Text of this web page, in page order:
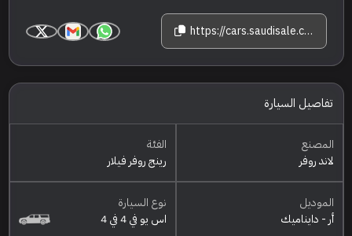
https://cars.saudisale.com/listings/qO62Pf/2022-%D9%84%D8%A7%D9%86%D8%AF-%D8%B1%D9%88%D9%81%D8%B1-%D8%B1%D9%8A%D9%86%D8%AC-%D8%B1%D9%88%D9%81%D8%B1-%D9%81%D9%8A%D9%84%D8%A7%D8%B1-%D8%A3%D8%B1--%D8%AF%D8%A7%D9%8A%D9%86%D8%A7%D9%85%D9%8A%D9%83
تفاصيل السيارة
المصنع
لاند روفر
الفئة
رينج روفر فيلار
الموديل
أر - دايناميك
نوع السيارة
اس يو في 4 في 4